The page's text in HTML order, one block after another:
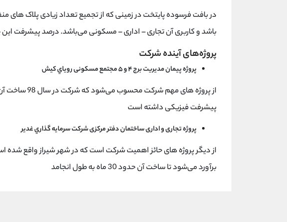
در بافت فرسوده پایتخت در زمینی که از تجمیع تعداد زیادی پلاک
باشد و کاربری آن تجاری – اداری – مسکونی می‌باشد. درصد پیشرفت این پروژه کمتر از
پروژه‌های آینده شرکت
پروژه پيمان مديريت برج ۴ و ۵ مجتمع مسکونی روياي کيش
پیشرفت فیزیکی داشته است
پروژه تجاری و اداری ساختمان دفتر مرکزی شرکت سرمايه گذاري غدير
برآورد می‌شود تا ساخت آن حدود 30 ماه به طول انجامد